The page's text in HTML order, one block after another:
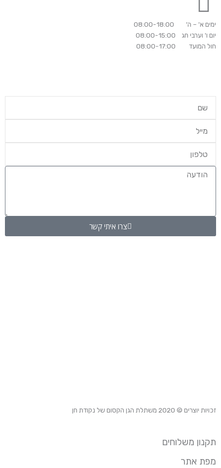
ימים א' – ה' 08:00-18:00
יום ו' וערבי חג 08:00-15:00
חול המועד 08:00-17:00
צרו איתי קשר
זכויות יוצרים © 2020 משתלת הגן הקסום של נקודת חן
תקנון משלוחים
מפת אתר